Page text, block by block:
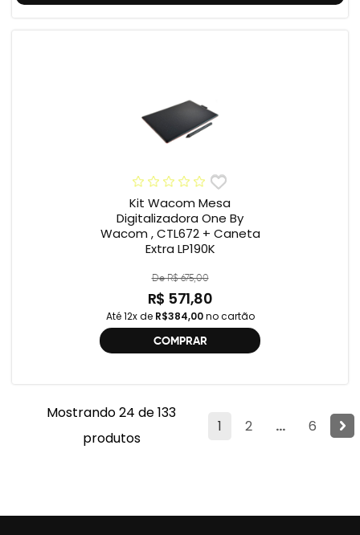
Kit Wacom Mesa
Digitalizadora One By
Wacom , CTL672 + Caneta
Extra LP190K
De R$ 675,00
R$ 571,80
Até 12x de R$384,00no cartão
COMPRAR
1 2 ... 6
Mostrando 24 de 133
produtos